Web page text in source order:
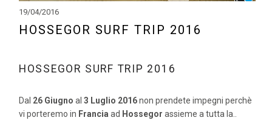
19/04/2016
HOSSEGOR SURF TRIP 2016
HOSSEGOR SURF TRIP 2016
Dal 26 Giugno al 3 Luglio 2016non prendete impegni perchè
vi porteremo in Francia ad Hossegor assieme a tutta la..